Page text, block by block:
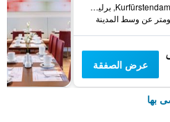
Kurfürstendamm 202, برلين, ألمانيا
عرض الصفقة
بها